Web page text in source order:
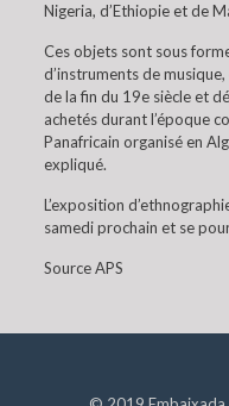
Nigeria, d’Ethiopie et de
Ces objets sont sous
d’instruments de
de la fin du 19e siècle et
achetés durant l’époque
Panafricain organisé en
expliqué.
L’exposition
samedi prochain et se
Source APS